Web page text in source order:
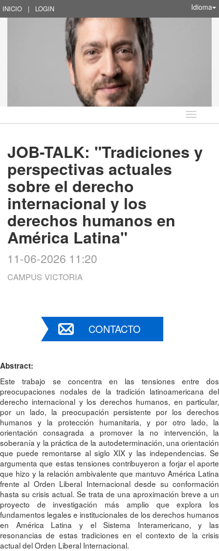
INICIO | LOGIN Idioma
Idioma
JOB-TALK: "Tradiciones y
perspectivas actuales
sobre el derecho
internacional y los
derechos humanos en
América Latina"
11-06-2026 11:20
CAMPUS VICTORIA
CONTACTO
Abstract:
Este trabajo se concentra en las tensiones entre dos
preocupaciones nodales de la tradición latinoamericana del
derecho internacional y los derechos humanos, en particular,
por un lado, la preocupación persistente por los derechos
humanos y la protección humanitaria, y por otro lado, la
orientación consagrada a promover la no intervención, la
soberanía y la práctica de la autodeterminación, una orientación
que puede remontarse al siglo XIX y las independencias. Se
argumenta que estas tensiones contribuyeron a forjar el aporte
que hizo y la relación ambivalente que mantuvo América Latina
frente al Orden Liberal Internacional desde su conformación
hasta su crisis actual. Se trata de una aproximación breve a un
proyecto de investigación más amplio que explora los
fundamentos legales e institucionales de los derechos humanos
en América Latina y el Sistema Interamericano, y las
resonancias de estas tradiciones en el contexto de la crisis
actual del Orden Liberal Internacional.